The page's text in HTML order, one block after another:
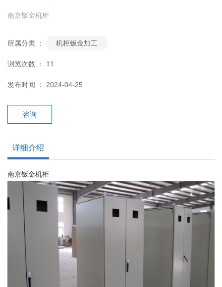
南京钣金机柜
所属分类 ： 机柜钣金加工
浏览次数 ： 11
发布时间 ： 2024-04-25
咨询
详细介绍
南京钣金机柜